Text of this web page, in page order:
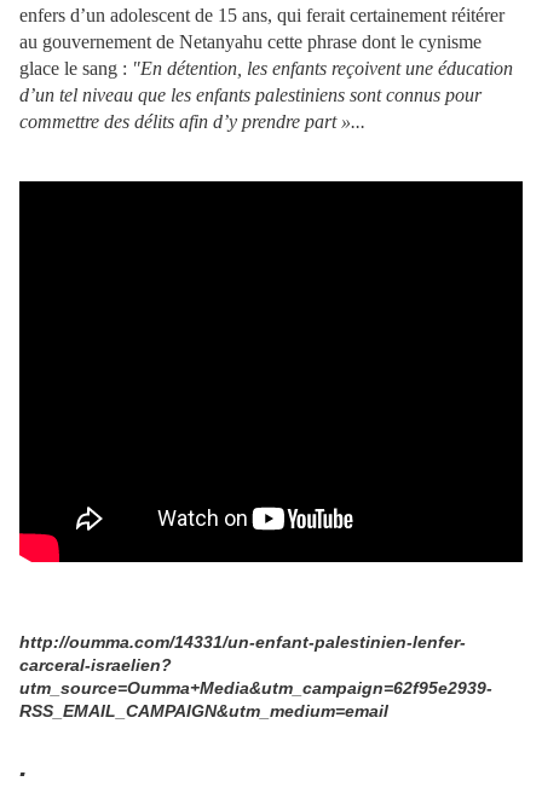
enfers d’un adolescent de 15 ans, qui ferait certainement réitérer
au gouvernement de Netanyahu cette phrase dont le cynisme
glace le sang : "En détention, les enfants reçoivent une éducation
d’un tel niveau que les enfants palestiniens sont connus pour
commettre des délits afin d’y prendre part »...
http://oumma.com/14331/un-enfant-palestinien-lenfer-
carceral-israelien?
utm_source=Oumma+Media&utm_campaign=62f95e2939-
RSS_EMAIL_CAMPAIGN&utm_medium=email
.